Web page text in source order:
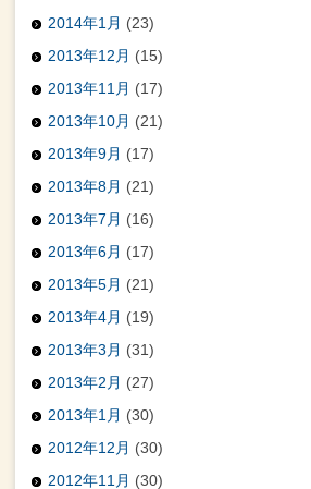
2014年1月 (23)
2013年12月 (15)
2013年11月 (17)
2013年10月 (21)
2013年9月 (17)
2013年8月 (21)
2013年7月 (16)
2013年6月 (17)
2013年5月 (21)
2013年4月 (19)
2013年3月 (31)
2013年2月 (27)
2013年1月 (30)
2012年12月 (30)
2012年11月 (30)